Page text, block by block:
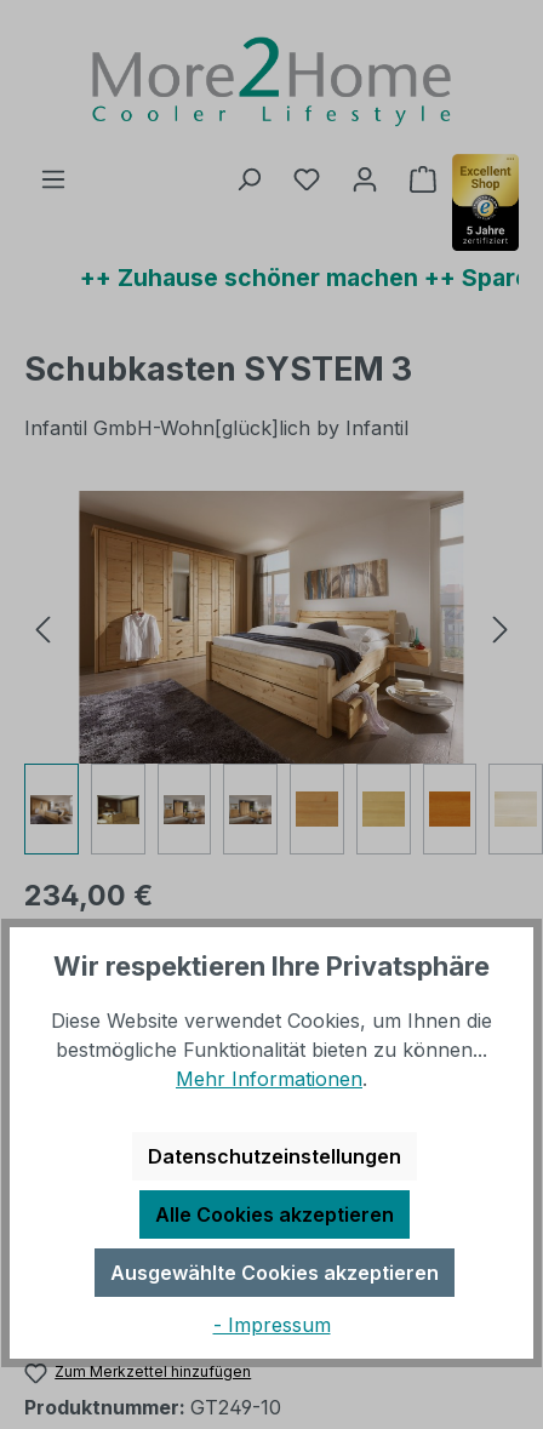
Du hast 0 Produkte
++ Zuhause schöner machen ++
Schubkasten SYSTEM 3
Infantil GmbH-Wohn[glück]lich by Infantil
Regulärer Preis:
234,00 €
Inhalt:1 Stück
(ohne Inseln)
Ware im Zulauf, Lieferung 9 - 12 Wochen
auswählen
Kiefer natur lackiert
Kiefer provence
Kiefer unbehandelt
Kiefer weiß
Produkt Anzahl: Gib den
Zum Merkzettel hinzufügen
Produktnummer: GT249-10
Wir respektieren Ihre Privatsphäre
Diese Website verwendet Cookies, um Ihnen die
bestmögliche Funktionalität bieten zu können...
Mehr Informationen.
Datenschutzeinstellungen
Alle Cookies akzeptieren
Ausgewählte Cookies akzeptieren
- Impressum